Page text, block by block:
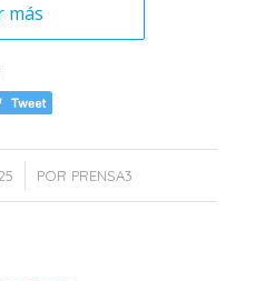
más
POR PRENSA3